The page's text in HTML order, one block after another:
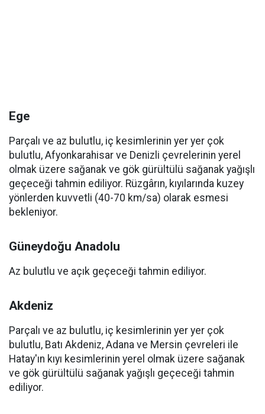
Ege
Parçalı ve az bulutlu, iç kesimlerinin yer yer çok
bulutlu, Afyonkarahisar ve Denizli çevrelerinin yerel
olmak üzere sağanak ve gök gürültülü sağanak yağışlı
geçeceği tahmin ediliyor. Rüzgârın, kıyılarında kuzey
yönlerden kuvvetli (40-70 km/sa) olarak esmesi
bekleniyor.
Güneydoğu Anadolu
Az bulutlu ve açık geçeceği tahmin ediliyor.
Akdeniz
Parçalı ve az bulutlu, iç kesimlerinin yer yer çok
bulutlu, Batı Akdeniz, Adana ve Mersin çevreleri ile
Hatay'ın kıyı kesimlerinin yerel olmak üzere sağanak
ve gök gürültülü sağanak yağışlı geçeceği tahmin
ediliyor.